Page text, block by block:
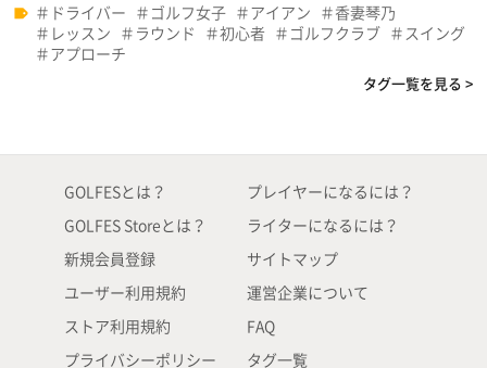
ドライバー ゴルフ女子 アイアン
香妻琴乃
レッスン
ラウンド 初心者 ゴルフクラブ
スイング
アプローチ
タグ一覧を見る >
GOLFESとは？
GOLFES Storeとは？
新規会員登録
ユーザー利用規約
ストア利用規約
プライバシーポリシー
プレイヤーになるには？
ライターになるには？
サイトマップ
運営企業について
FAQ
タグ一覧